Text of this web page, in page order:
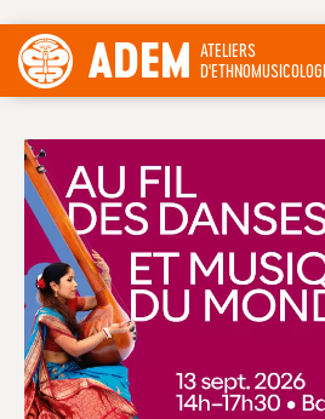
ADEM ATELIERS